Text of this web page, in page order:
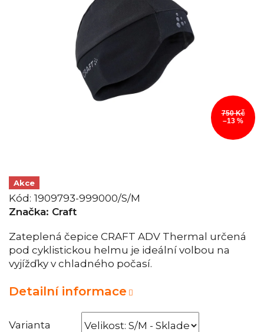
750 Kč
–13 %
Akce
Kód: 1909793-999000/S/M
Značka: Craft
Varianta
Zateplená čepice CRAFT ADV Thermal určená
pod cyklistickou helmu je ideální volbou na
vyjížďky v chladného počasí.
Detailní informace